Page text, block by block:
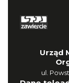
Urząd
ul.